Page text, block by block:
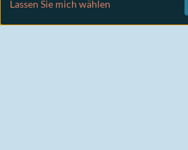
Lassen Sie mich wählen